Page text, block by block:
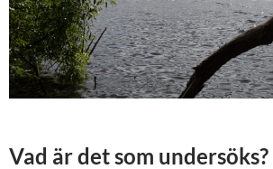
Vad är det som undersöks?